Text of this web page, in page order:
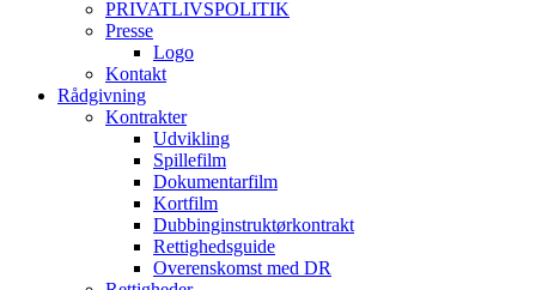
PRIVATLIVSPOLITIK
Presse
Logo
Kontakt
Rådgivning
Kontrakter
Udvikling
Spillefilm
Dokumentarfilm
Kortfilm
Dubbinginstruktørkontrakt
Rettighedsguide
Overenskomst med DR